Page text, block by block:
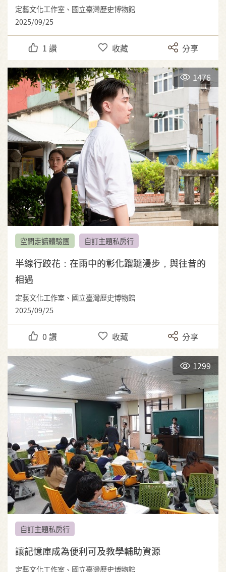
定藝文化工作室、國立臺灣歷史博物館
2025/09/25
1 讚 收藏 分享
1476
空間走讀體驗團 自訂主題私房行
半線行跤花：在雨中的彰化蹓躂漫步，與往昔的
相遇
定藝文化工作室、國立臺灣歷史博物館
2025/09/25
0 讚 收藏 分享
1299
自訂主題私房行
讓記憶庫成為便利可及教學輔助資源
定藝文化工作室、國立臺灣歷史博物館